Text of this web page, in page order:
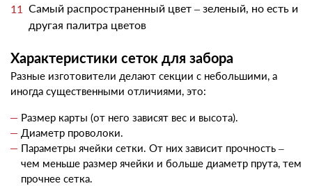
Самый распространенный цвет – зеленый, но есть и
другая палитра цветов
Характеристики сеток для забора
Разные изготовители делают секции с небольшими, а
иногда существенными отличиями, это:
Размер карты (от него зависят вес и высота).
Диаметр проволоки.
Параметры ячейки сетки. От них зависит прочность –
чем меньше размер ячейки и больше диаметр прута, тем
прочнее сетка.